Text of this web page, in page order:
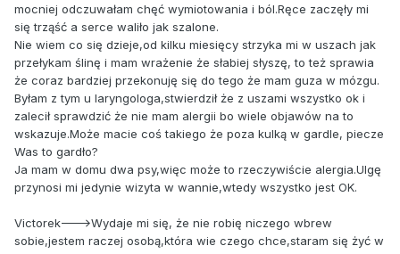
mocniej odczuwałam chęć wymiotowania i ból.Ręce zaczęły mi
się trząść a serce waliło jak szalone.
Nie wiem co się dzieje,od kilku miesięcy strzyka mi w uszach jak
przełykam ślinę i mam wrażenie że słabiej słyszę, to też sprawia
że coraz bardziej przekonuję się do tego że mam guza w mózgu.
Byłam z tym u laryngologa,stwierdził że z uszami wszystko ok i
zalecił sprawdzić że nie mam alergii bo wiele objawów na to
wskazuje.Może macie coś takiego że poza kulką w gardle, piecze
Was to gardło?
Ja mam w domu dwa psy,więc może to rzeczywiście alergia.Ulgę
przynosi mi jedynie wizyta w wannie,wtedy wszystko jest OK.
Victorek--->Wydaje mi się, że nie robię niczego wbrew
sobie,jestem raczej osobą,która wie czego chce,staram się żyć w